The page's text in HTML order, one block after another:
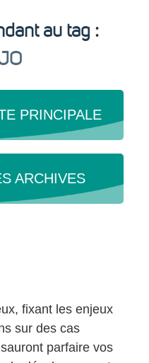
au tag :
PRINCIPALE
ARCHIVES
fixant les enjeux
sur des cas
parfaire vos